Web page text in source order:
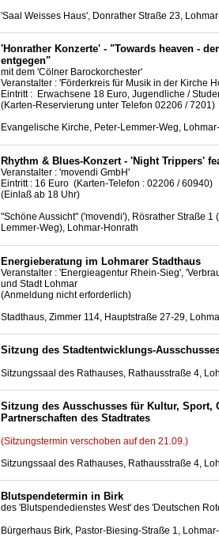
'Saal Weisses Haus', Donrather Straße 23,
'Honrather Konzerte' - "Towards heaven -
entgegen"
mit dem 'Cölner Barockorchester'
Veranstalter : 'Förderkreis für Musik in der Kirche
Eintritt : Erwachsene 18 Euro, Jugendliche /
(Karten-Reservierung unter Telefon 02206 / 7201)
Evangelische Kirche, Peter-Lemmer-Weg,
Rhythm & Blues-Konzert - 'Night Trippers'
Veranstalter : 'movendi GmbH'
Eintritt : 16 Euro (Karten-Telefon : 02206 / 60940)
(Einlaß ab 18 Uhr)
"Schöne Aussicht" ('movendi'), Rösrather Straße 1
Lemmer-Weg), Lohmar-Honrath
Energieberatung im Lohmarer Stadthaus
Veranstalter : 'Energieagentur Rhein-Sieg',
und Stadt Lohmar
(Anmeldung nicht erforderlich)
Stadthaus, Zimmer 114, Hauptstraße 27-29,
Sitzung des Stadtentwicklungs-
Sitzungssaal des Rathauses, Rathausstraße 4,
Sitzung des Ausschusses für Kultur, Sport,
Partnerschaften des Stadtrates
(Sitzungstermin verschoben auf den 21.09.)
Sitzungssaal des Rathauses, Rathausstraße 4,
Blutspendetermin in Birk
des 'Blutspendedienstes West' des 'Deutschen
Bürgerhaus Birk, Pastor-Biesing-Straße 1,